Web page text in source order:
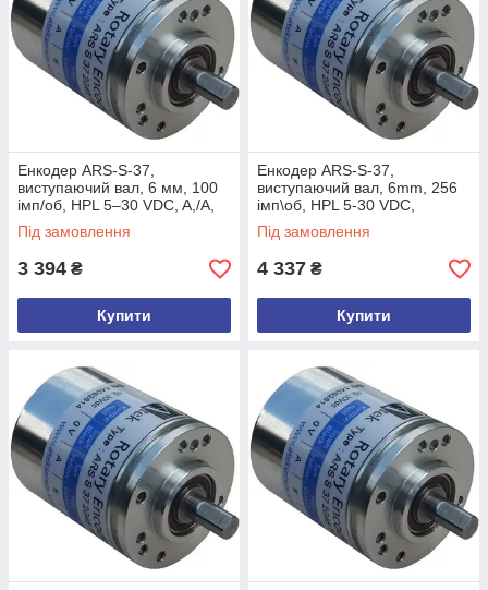
Енкодер ARS-S-37,
виступаючий вал, 6 мм, 100
імп/об, HPL 5–30 VDC, A,/A,
B,/B, Z,/Z, кабель 3 м, задній
вихід
Під замовлення
3 394 ₴
Купити
Енкодер ARS-S-37,
виcтупаючий вал, 6mm, 256
імп\об, HPL 5-30 VDC,
A,/A,B,/B,Z,/Z, кабель 3м,
задній
Під замовлення
4 337 ₴
Купити